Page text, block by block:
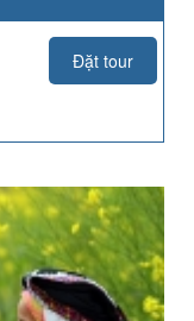
Đặt tour